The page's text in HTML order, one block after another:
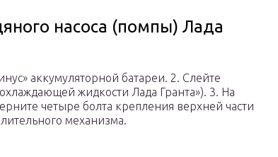
насоса (помпы) Лада
аккумуляторной батареи. 2. Слейте
жидкости Лада Гранта»). 3. На
четыре болта крепления верхней части
механизма.